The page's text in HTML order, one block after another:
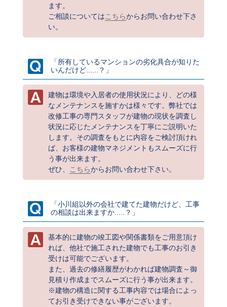
ます。
ご相談についてはこちらからお問い合わせ下さ
い。
「所有しているマンションの劣化具合が知りた
いんだけど......？」
建物は環境や入居者の使用状況により、どの様
なメンテナンスを施すかは様々です。弊社では
改修工事の専門スタッフが建物の現状を調査し
状況に応じたメンテナンスを丁寧にご説明いた
します。その調査をもとに内容をご検討頂けれ
ば、お客様の建物マネジメントもスムーズに行
う事が出来ます。
ぜひ、
こちらからお問い合わせ下さい。
「小川組以外の会社で建てた建物だけど、工事
の相談は出来ますか.....？」
基本的に建物の竣工図や関係書類をご用意頂け
れば、他社で施工された建物でも工事のお引き
受けは可能でございます。
また、過去の修繕履歴がわかれば建物調査～御
見積り作成までスムーズに行う事が出来ます。
※建物の構造に関する工事内容では場合によっ
てお引き受けできない事がございます。